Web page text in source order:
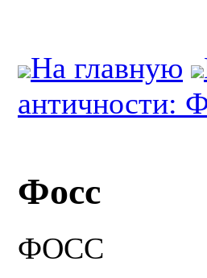
На главную
античности:
Фосс
ФОСС